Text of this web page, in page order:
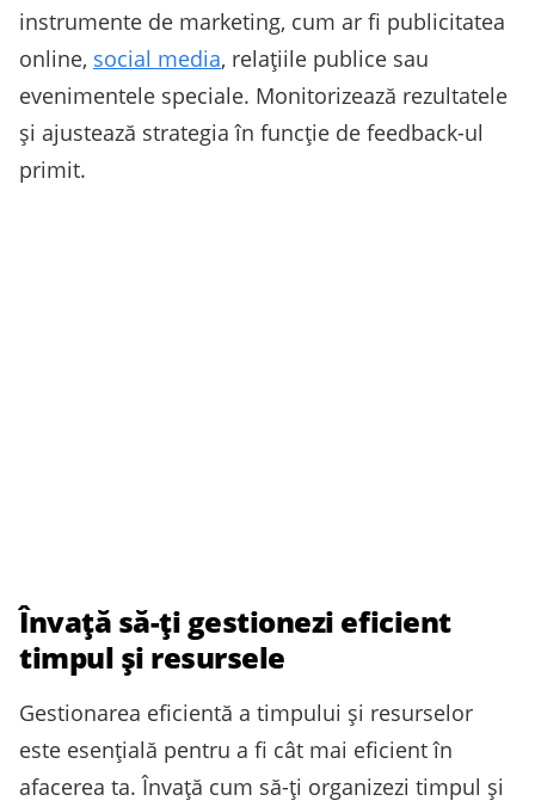
instrumente de marketing, cum ar fi publicitatea
online, social media, relațiile publice sau
evenimentele speciale. Monitorizează rezultatele
și ajustează strategia în funcție de feedback-ul
primit.
Învață să-ți gestionezi eficient
timpul și resursele
Gestionarea eficientă a timpului și resurselor
este esențială pentru a fi cât mai eficient în
afacerea ta. Învață cum să-ți organizezi timpul și